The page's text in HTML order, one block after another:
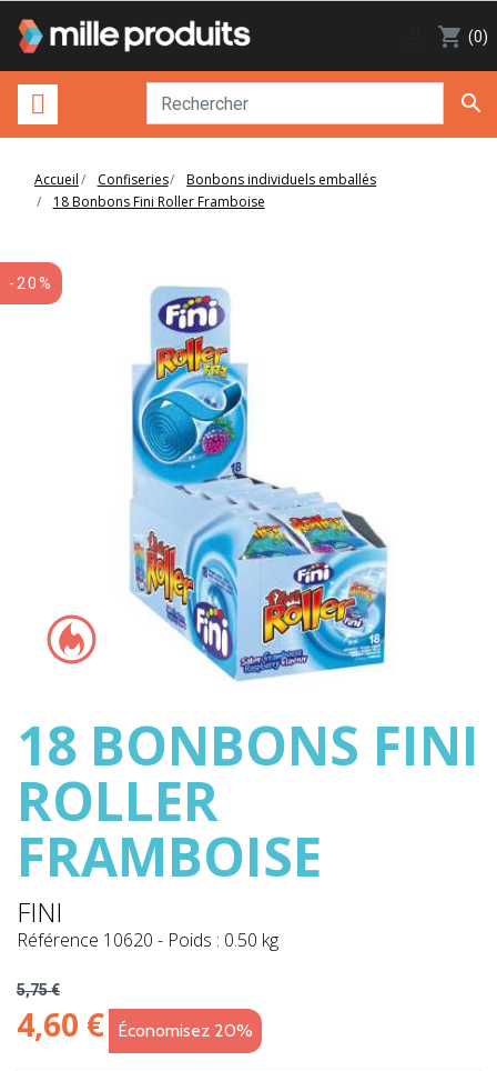
shopping_cart (0)

Accueil Confiseries
Bonbons individuels emballés
18 Bonbons Fini Roller Framboise
-20%
18 BONBONS FINI
ROLLER
FRAMBOISE
FINI
Référence 10620 - Poids : 0.50 kg
5,75 €
4,60 € Économisez 20%